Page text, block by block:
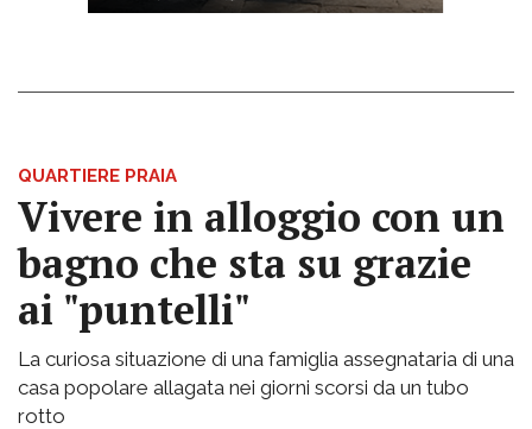
QUARTIERE PRAIA
Vivere in alloggio con un
bagno che sta su grazie
ai "puntelli"
La curiosa situazione di una famiglia assegnataria di una
casa popolare allagata nei giorni scorsi da un tubo
rotto